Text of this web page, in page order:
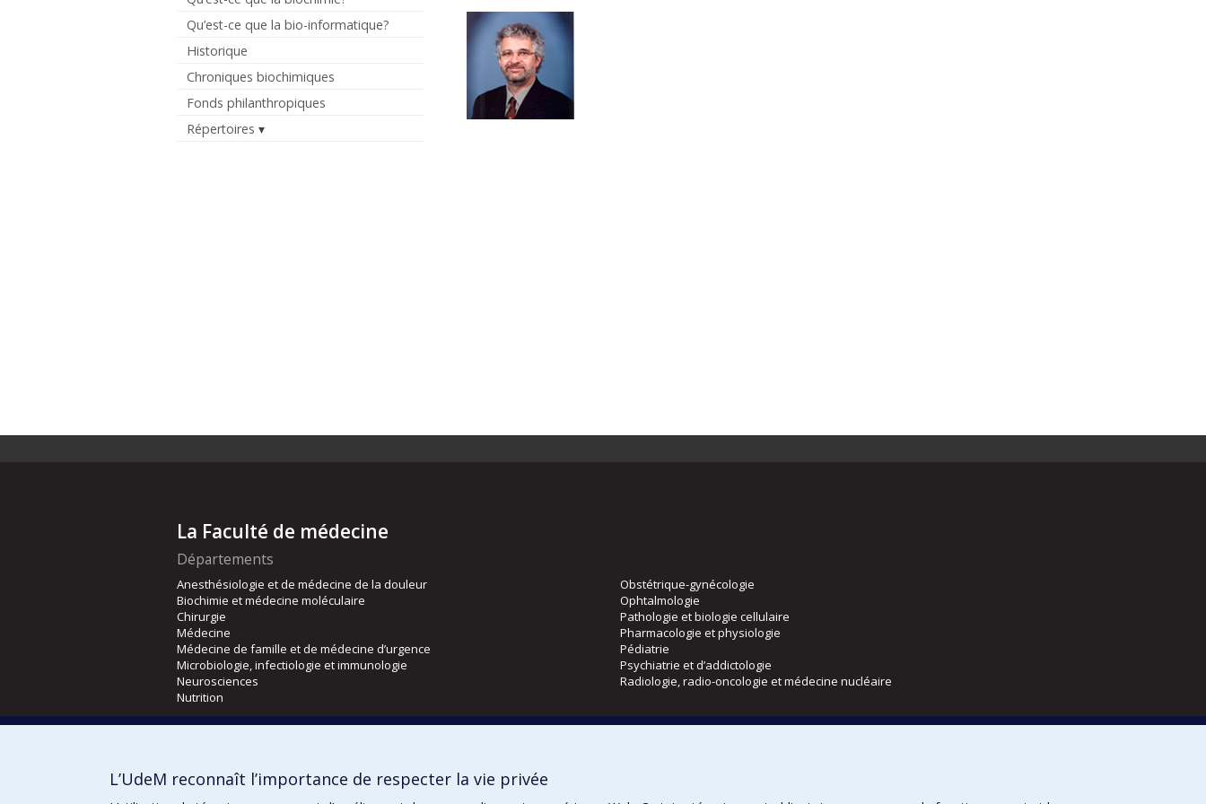
Qu’est-ce que la bio-informatique?
Historique
Chroniques biochimiques
Fonds philanthropiques
Répertoires
La Faculté de médecine
Départements
Anesthésiologie et de médecine de la douleur
Biochimie et médecine moléculaire
Chirurgie
Médecine
Médecine de famille et de médecine d’urgence
Microbiologie, infectiologie et immunologie
Neurosciences
Nutrition
Obstétrique-gynécologie
Ophtalmologie
Pathologie et biologie cellulaire
Pharmacologie et physiologie
Pédiatrie
Psychiatrie et d’addictologie
Radiologie, radio-oncologie et médecine nucléaire
Orthophonie et audiologie
L’UdeM reconnaît l’importance de respecter la vie privée